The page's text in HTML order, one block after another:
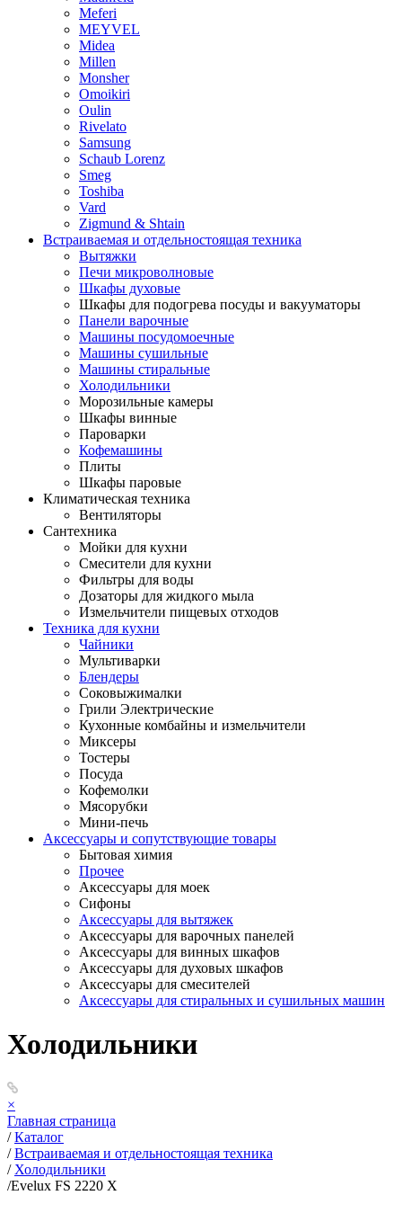
Meferi
MEYVEL
Midea
Millen
Monsher
Omoikiri
Oulin
Rivelato
Samsung
Schaub Lorenz
Smeg
Toshiba
Vard
Zigmund & Shtain
Встраиваемая и отдельностоящая техника
Вытяжки
Печи микроволновые
Шкафы духовые
Шкафы для подогрева посуды и вакууматоры
Панели варочные
Машины посудомоечные
Машины сушильные
Машины стиральные
Холодильники
Морозильные камеры
Шкафы винные
Пароварки
Кофемашины
Плиты
Шкафы паровые
Климатическая техника
Вентиляторы
Сантехника
Мойки для кухни
Смесители для кухни
Фильтры для воды
Дозаторы для жидкого мыла
Измельчители пищевых отходов
Техника для кухни
Чайники
Мультиварки
Блендеры
Соковыжималки
Грили Электрические
Кухонные комбайны и измельчители
Миксеры
Тостеры
Посуда
Кофемолки
Мясорубки
Мини-печь
Аксессуары и сопутствующие товары
Бытовая химия
Прочее
Аксессуары для моек
Сифоны
Аксессуары для вытяжек
Аксессуары для варочных панелей
Аксессуары для винных шкафов
Аксессуары для духовых шкафов
Аксессуары для смесителей
Аксессуары для стиральных и сушильных машин
Холодильники
×
Главная страница
/ Каталог
/ Встраиваемая и отдельностоящая техника
/ Холодильники
/Evelux FS 2220 X